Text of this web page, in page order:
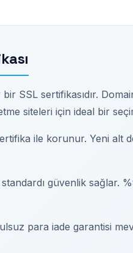
SSL sertifikasıdır.
siteleri için ideal bir
ile korunur. Yeni alt
güvenlik sağlar.
para iade garantisi